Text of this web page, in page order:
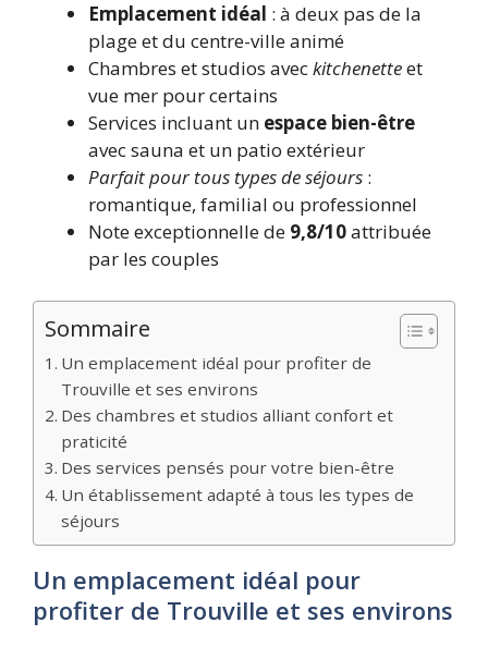
Emplacement idéal : à deux pas de la
plage et du centre-ville animé
Chambres et studios aveckitchenetteet
vue mer pour certains
Services incluant un espace bien-être
avec sauna et un patio extérieur
Parfait pour tous types de séjours :
romantique, familial ou professionnel
Note exceptionnelle de 9,8/10attribuée
par les couples
Sommaire
Un emplacement idéal pour profiter de
Trouville et ses environs
Des chambres et studios alliant confort et
praticité
Des services pensés pour votre bien-être
Un établissement adapté à tous les types de
séjours
Un emplacement idéal pour
profiter de Trouville et ses environs